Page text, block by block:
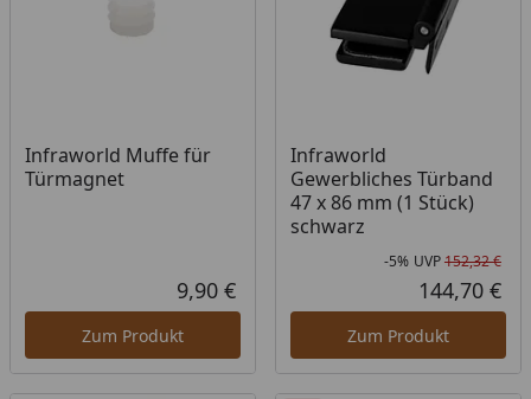
Infraworld Muffe für
Türmagnet
Aktueller Preis
9,90 €
Zum Produkt
Infraworld
Gewerbliches Türband
47 x 86 mm (1 Stück)
schwarz
-5% UVP152,32 €
144,70 €
Zum Produkt